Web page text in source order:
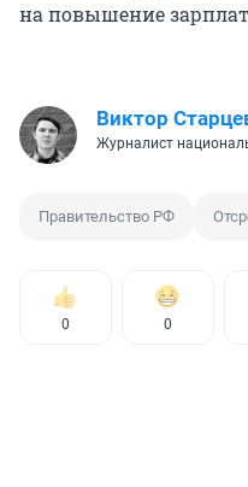
на повышение
Виктор
Журналист
Правительство РФ
0 0